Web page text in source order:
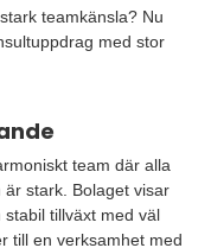
teamkänsla? Nu
med stor
team där alla
stark. Bolaget visar
tillväxt med väl
till en verksamhet med